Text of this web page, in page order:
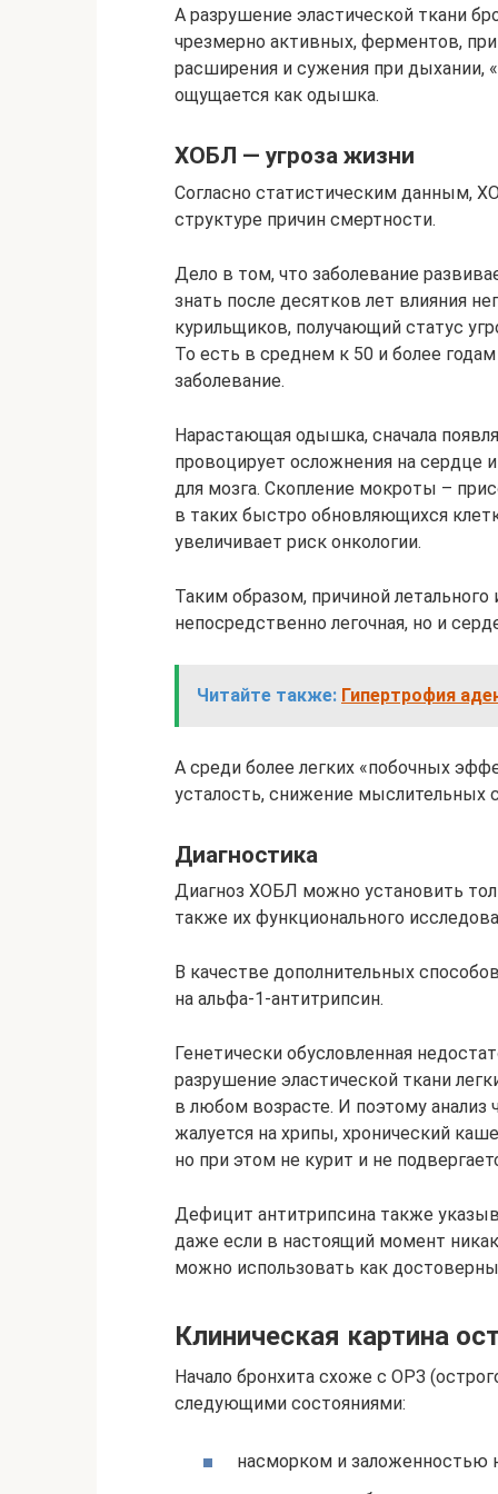
А разрушение эластической ткани
чрезмерно активных, ферментов,
расширения и сужения при дыхании,
ощущается как одышка.
ХОБЛ — угроза жизни
Согласно статистическим данным,
структуре причин смертности.
Дело в том, что заболевание
знать после десятков лет влияния
курильщиков, получающий статус
То есть в среднем к 50 и более
заболевание.
Нарастающая одышка, сначала
провоцирует осложнения на сердце
для мозга. Скопление мокроты –
в таких быстро обновляющихся
увеличивает риск онкологии.
Таким образом, причиной
непосредственно легочная, но и
Читайте также: Гипертрофия
А среди более легких «побочных
усталость, снижение мыслительных
Диагностика
Диагноз ХОБЛ можно установить
также их функционального
В качестве дополнительных
на альфа-1-антитрипсин.
Генетически обусловленная
разрушение эластической ткани
в любом возрасте. И поэтому анализ
жалуется на хрипы, хронический
но при этом не курит и не
Дефицит антитрипсина также
даже если в настоящий момент
можно использовать как
Клиническая картина
Начало бронхита схоже с ОРЗ
следующими состояниями:
насморком и заложенностью